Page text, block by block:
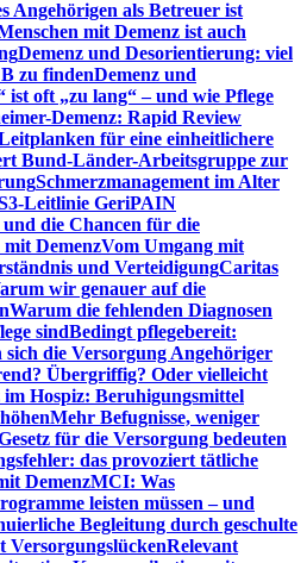
Angehörigen als Betreuer ist
mit Demenz ist auch
Demenz und Desorientierung: viel
zu findenDemenz und
ist oft „zu lang“ – und wie Pflege
Demenz: Rapid Review
für eine einheitlichere
Bund-Länder-Arbeitsgruppe zur
Schmerzmanagement im Alter
Leitlinie GeriPAIN
die Chancen für die
DemenzVom Umgang mit
und VerteidigungCaritas
wir genauer auf die
Warum die fehlenden Diagnosen
sindBedingt pflegebereit:
die Versorgung Angehöriger
Übergriffig? Oder vielleicht
im Hospiz: Beruhigungsmittel
Mehr Befugnisse, weniger
für die Versorgung bedeuten
das provoziert tätliche
DemenzMCI: Was
leisten müssen – und
Begleitung durch geschulte
VersorgungslückenRelevant